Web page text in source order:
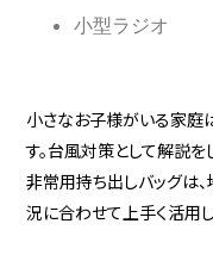
小型ラジオ
小さなお子様がいる家庭
す。台風対策として解説を
非常用持ち出しバッグは
況に合わせて上手く活用し